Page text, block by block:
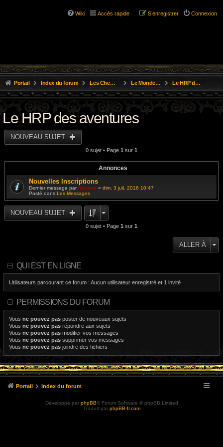
Wiki Accès rapide Connexion
S’enregistrer
Portail Index du forum Les Chemins de L'Aventure Le Monde des Royaumes Oubliés Le HRP des aventures
Le HRP des aventures
NOUVEAU SUJET
0 sujet • Page 1 sur 1
Annonces
Nouvelles Inscriptions
Dernier message parResane « dim. 3 juil. 2016 10:47
Posté dans Les Messages
NOUVEAU SUJET
0 sujet • Page 1 sur 1
ALLER À
QUI EST EN LIGNE
Utilisateurs parcourant ce forum : Aucun utilisateur enregistré et 1 invité
PERMISSIONS DU FORUM
Vous ne pouvez pas poster de nouveaux sujets
Vous ne pouvez pas répondre aux sujets
Vous ne pouvez pas modifier vos messages
Vous ne pouvez pas supprimer vos messages
Vous ne pouvez pas joindre des fichiers
Portail Index du forum
Développé par phpBB® Forum Software © phpBB Limited
Traduit par phpBB-fr.com